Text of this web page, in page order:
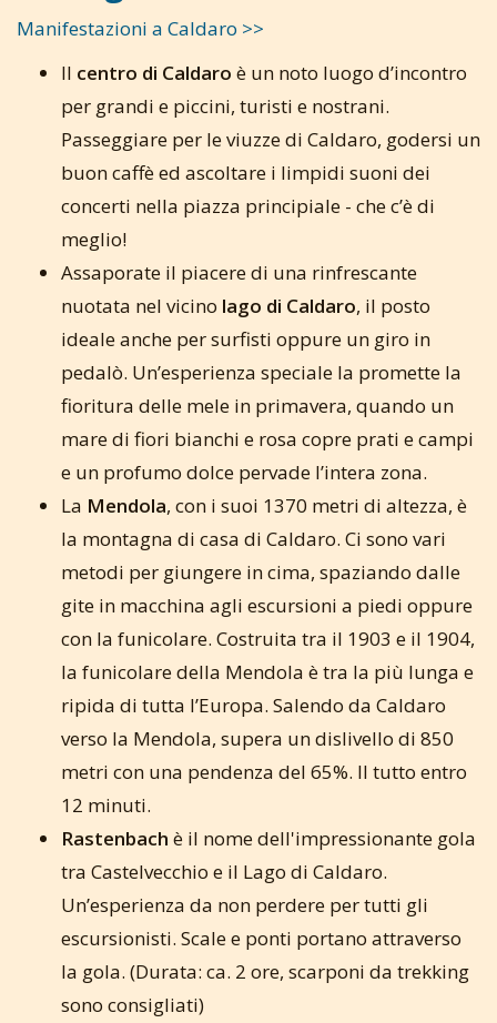
Manifestazioni a Caldaro >>
Il centro di Caldaro è un noto luogo d’incontro
per grandi e piccini, turisti e nostrani.
Passeggiare per le viuzze di Caldaro, godersi un
buon caffè ed ascoltare i limpidi suoni dei
concerti nella piazza principiale - che c’è di
meglio!
Assaporate il piacere di una rinfrescante
nuotata nel vicino lago di Caldaro, il posto
ideale anche per surfisti oppure un giro in
pedalò. Un’esperienza speciale la promette la
fioritura delle mele in primavera, quando un
mare di fiori bianchi e rosa copre prati e campi
e un profumo dolce pervade l’intera zona.
La Mendola, con i suoi 1370 metri di altezza, è
la montagna di casa di Caldaro. Ci sono vari
metodi per giungere in cima, spaziando dalle
gite in macchina agli escursioni a piedi oppure
con la funicolare. Costruita tra il 1903 e il 1904,
la funicolare della Mendola è tra la più lunga e
ripida di tutta l’Europa. Salendo da Caldaro
verso la Mendola, supera un dislivello di 850
metri con una pendenza del 65%. Il tutto entro
12 minuti.
Rastenbach è il nome dell'impressionante gola
tra Castelvecchio e il Lago di Caldaro.
Un’esperienza da non perdere per tutti gli
escursionisti. Scale e ponti portano attraverso
la gola. (Durata: ca. 2 ore, scarponi da trekking
sono consigliati)